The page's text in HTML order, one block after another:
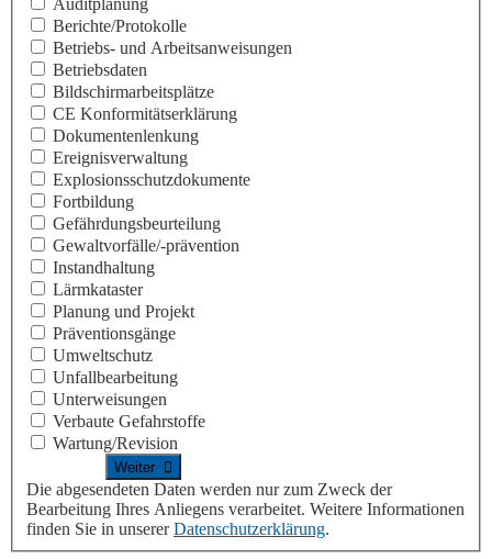
Berichte/Protokolle
Betriebs- und Arbeitsanweisungen
Betriebsdaten
Bildschirmarbeitsplätze
CE Konformitäts­erklärung
Dokumentenlenkung
Ereignisverwaltung
Explosionsschutzdokumente
Fortbildung
Gefährdungsbeurteilung
Gewaltvorfälle/-prävention
Instandhaltung
Lärmkataster
Planung und Projekt
Präventionsgänge
Umweltschutz
Unfallbearbeitung
Unterweisungen
Verbaute Gefahrstoffe
Wartung/Revision
Die abgesendeten Daten werden nur zum Zweck der
Bearbeitung Ihres Anliegens verarbeitet. Weitere Informationen
finden Sie in unsererDatenschutzerklärung.